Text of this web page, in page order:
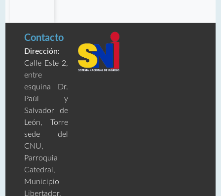
Contacto
Dirección:
Calle Este 2,
entre
esquina Dr.
Paúl y
Salvador de
León, Torre
sede del
CNU,
Parroquia
Catedral,
Municipio
Libertador.